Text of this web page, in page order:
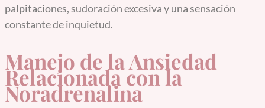
palpitaciones, sudoración excesiva y una sensación
constante de inquietud.
Manejo de la Ansiedad
Relacionada con la
Noradrenalina